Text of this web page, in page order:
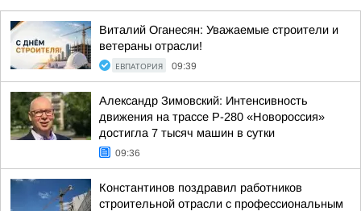
Виталий Оганесян: Уважаемые строители и
ветераны отрасли!
ЕВПАТОРИЯ 09:39
Александр Зимовский: Интенсивность
движения на трассе Р-280 «Новороссия»
достигла 7 тысяч машин в сутки
09:36
Константинов поздравил работников
строительной отрасли с профессиональным